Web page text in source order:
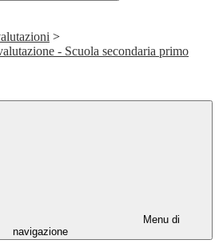
>
- Scuola secondaria primo
Menu di
navigazione